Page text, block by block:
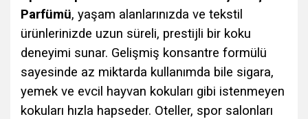
Parfümü, yaşam alanlarınızda ve tekstil
ürünlerinizde uzun süreli, prestijli bir koku
deneyimi sunar. Gelişmiş konsantre formülü
sayesinde az miktarda kullanımda bile sigara,
yemek ve evcil hayvan kokuları gibi istenmeyen
kokuları hızla hapseder. Oteller, spor salonları